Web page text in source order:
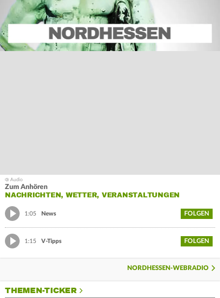
Zum Anhören
NACHRICHTEN, WETTER, VERANSTALTUNGEN
1:05 News FOLGEN
1:15 V-Tipps FOLGEN
NORDHESSEN-WEBRADIO
THEMEN-TICKER